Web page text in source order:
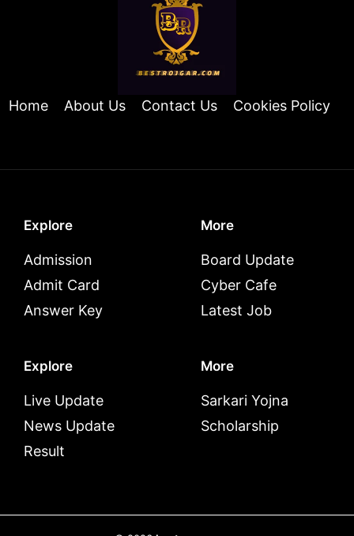
Home About Us Contact Us Cookies Policy
Explore
Admission
Admit Card
Answer Key
More
Board Update
Cyber Cafe
Latest Job
Explore
Live Update
News Update
Result
More
Sarkari Yojna
Scholarship